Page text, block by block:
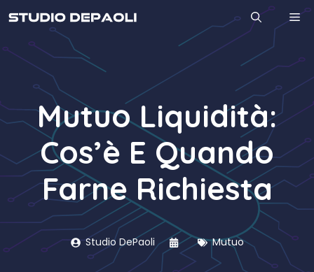
al
contenuto
Mutuo Liquidità:
Cos’è E Quando
Farne Richiesta
Studio DePaoli Mutuo